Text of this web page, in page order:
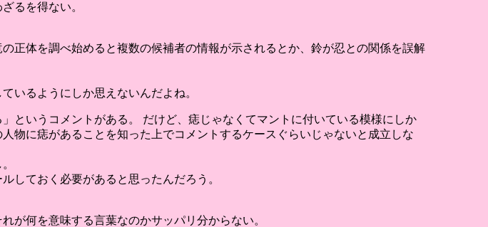
るを得ない。
正体を調べ始めると複数の候補者の情報が示されるとか、鈴が忍との関係を誤解
いるようにしか思えないんだよね。
というコメントがある。 だけど、痣じゃなくてマントに付いている模様にしか
物に痣があることを知った上でコメントするケースぐらいじゃないと成立しな
しておく必要があると思ったんだろう。
が何を意味する言葉なのかサッパリ分からない。